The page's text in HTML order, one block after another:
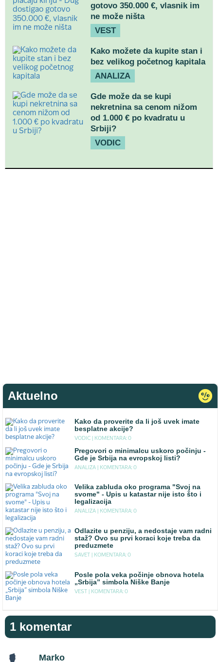
gotovo 350.000 €, vlasnik im
ne može ništa
VEST
Kako možete da kupite stan i
bez velikog početnog kapitala
ANALIZA
Gde može da se kupi
nekretnina sa cenom nižom
od 1.000 € po kvadratu u
Srbiji?
VODIC
Aktuelno
Kako da proverite da li još uvek imate
besplatne akcije?
VODIC | KOMENTARA: 0
Pregovori o minimalcu uskoro počinju -
Gde je Srbija na evropskoj listi?
ANALIZA | KOMENTARA: 0
Velika zabluda oko programa "Svoj na
svome" - Upis u katastar nije isto što i
legalizacija
ANALIZA | KOMENTARA: 0
Odlazite u penziju, a nedostaje vam radni
staž? Ovo su prvi koraci koje treba da
preduzmete
SAVET | KOMENTARA: 0
Posle pola veka počinje obnova hotela
„Srbija” simbola Niške Banje
VEST | KOMENTARA: 0
1 komentar
Marko